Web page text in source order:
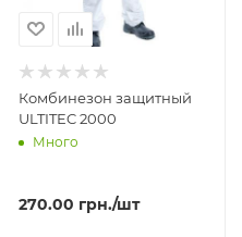
Комбинезон защитный
ULTITEC 2000
Много
270.00 грн./шт